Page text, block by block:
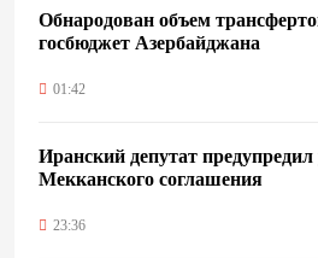
Обнародован объем
госбюджет Азербайджана
01:42
Иранский депутат
Мекканского соглашения
23:36